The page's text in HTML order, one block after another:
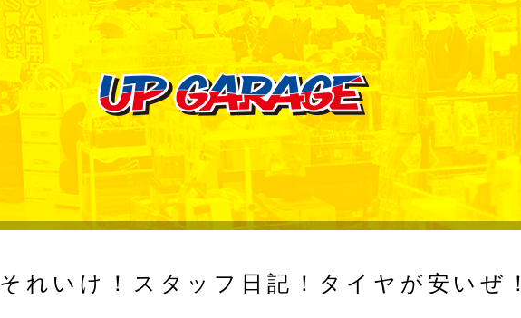
それいけ！スタッフ日記！タイヤが安いぜ！